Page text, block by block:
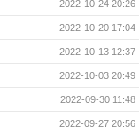
2022-10-24 20:26
2022-10-20 17:04
2022-10-13 12:37
2022-10-03 20:49
2022-09-30 11:48
2022-09-27 20:56